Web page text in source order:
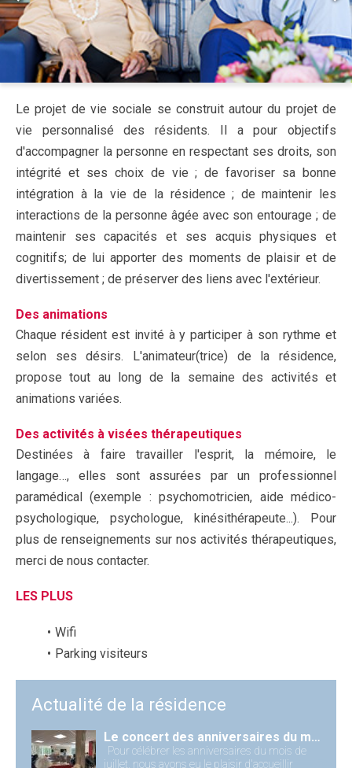
Le projet de vie sociale se construit autour du projet de
vie personnalisé des résidents. Il a pour objectifs
d'accompagner la personne en respectant ses droits, son
intégrité et ses choix de vie ; de favoriser sa bonne
intégration à la vie de la résidence ; de maintenir les
interactions de la personne âgée avec son entourage ; de
maintenir ses capacités et ses acquis physiques et
cognitifs; de lui apporter des moments de plaisir et de
divertissement ; de préserver des liens avec l'extérieur.
Des animations
Chaque résident est invité à y participer à son rythme et
selon ses désirs. L'animateur(trice) de la résidence,
propose tout au long de la semaine des activités et
animations variées.
Des activités à visées thérapeutiques
Destinées à faire travailler l'esprit, la mémoire, le
langage…, elles sont assurées par un professionnel
paramédical (exemple : psychomotricien, aide médico-
psychologique, psychologue, kinésithérapeute...). Pour
plus de renseignements sur nos activités thérapeutiques,
merci de nous contacter.
LES PLUS
Wifi
Parking visiteurs
Actualité de la résidence
Le concert des anniversaires du mois
Pour célébrer les anniversaires du mois de
juillet, nous avons eu le plaisir d'accueillir